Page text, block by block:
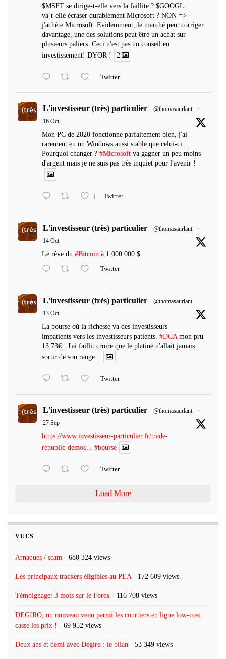
$MSFT se dirige-t-elle vers la faillite ? $GOOGL
va-t-elle écraser durablement Microsoft ? NON =>
j'achète Microsoft. Evidemment, le marché peut corriger
davantage, une des solutions peut être un achat sur
plusieurs paliers. Ceci n'est pas un conseil en
investissement! DYOR !
2
Twitter
L'investisseur (très) particulier @thomasaurlant
·
16 Oct
Mon PC de 2020 fonctionne parfaitement bien, j'ai
rarement eu un Windows aussi stable que celui-ci...
Pourquoi changer ? #Microsoft va gagner un peu moins
d'argent mais je ne suis pas très inquiet pour l'avenir !
1 Twitter
L'investisseur (très) particulier @thomasaurlant
·
14 Oct
Le rêve du #Bitcoin à 1 000 000 $
Twitter
L'investisseur (très) particulier @thomasaurlant
·
13 Oct
La bourse où la richesse va des investisseurs
impatients vers les investisseurs patients. #DCA mon pru
13.73€...J'ai faillit croire que le platine n'allait jamais
sortir de son range...
Twitter
L'investisseur (très) particulier @thomasaurlant
·
27 Sep
https://www.investisseur-particulier.fr/trade-
republic-democ... #bourse
Twitter
Load More
VUES
Arnaques / scam - 680 324 views
Les principaux trackers éligibles au PEA - 172 609 views
Témoignage: 3 mois sur le Forex - 116 708 views
DEGIRO, un nouveau venu parmi les courtiers en ligne low-cost
casse les prix ! - 69 952 views
Deux ans et demi avec Degiro : le bilan - 53 349 views